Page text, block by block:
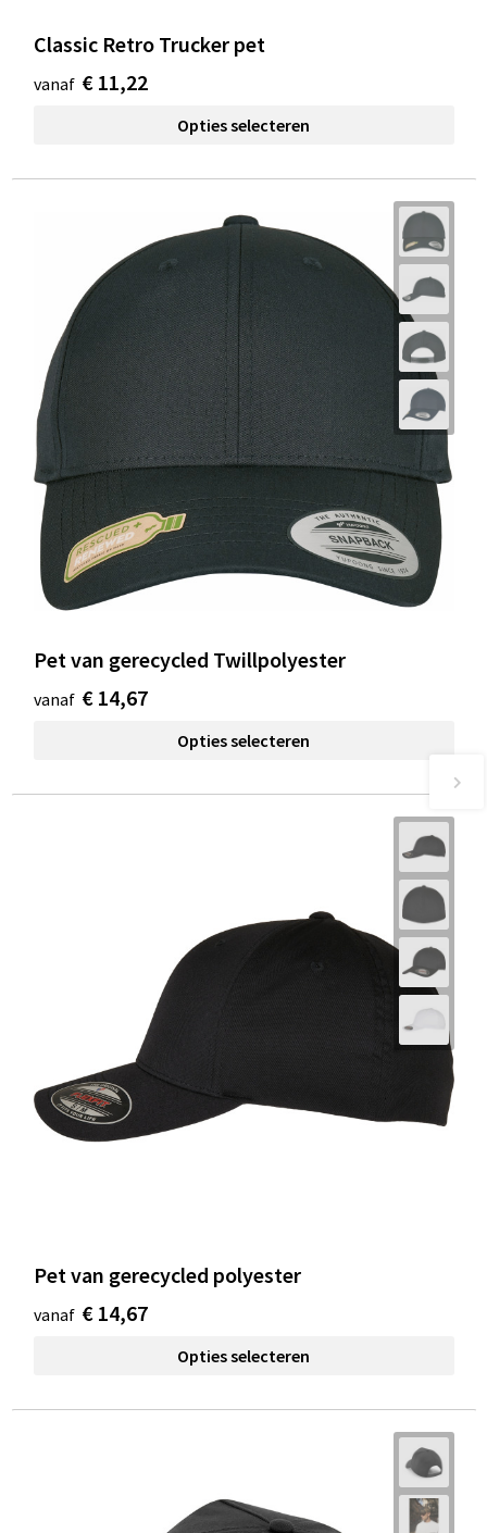
Classic Retro Trucker pet
vanaf € 11,22
Opties selecteren
Pet van gerecycled Twillpolyester
vanaf € 14,67
Opties selecteren
Pet van gerecycled polyester
vanaf € 14,67
Opties selecteren